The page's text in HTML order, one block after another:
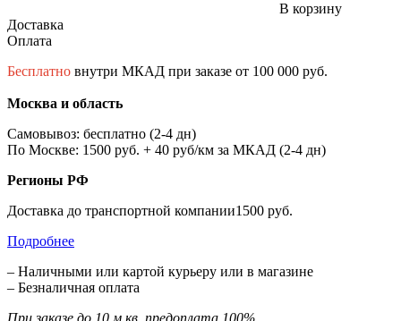
В корзину
Доставка
Оплата
Бесплатно внутри МКАД при заказе от 100 000 руб.
Москва и область
Самовывоз: бесплатно (2-4 дн)
По Москве: 1500 руб. + 40 руб/км за МКАД (2-4 дн)
Регионы РФ
Доставка до транспортной компании1500 руб.
Подробнее
– Наличными или картой курьеру или в магазине
– Безналичная оплата